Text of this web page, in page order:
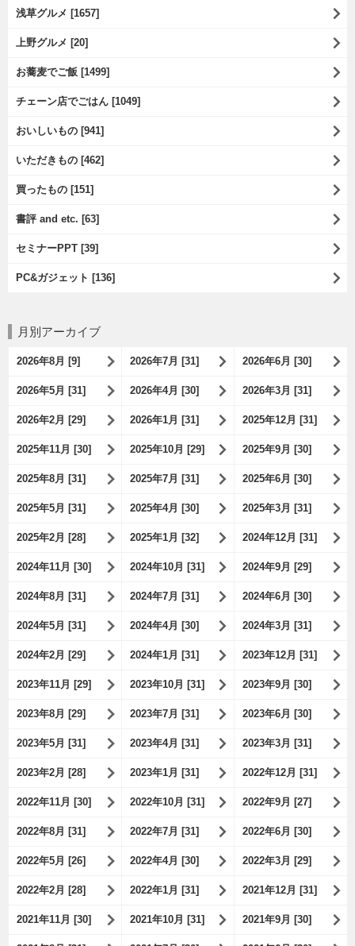
浅草グルメ [1657]
上野グルメ [20]
お蕎麦でご飯 [1499]
チェーン店でごはん [1049]
おいしいもの [941]
いただきもの [462]
買ったもの [151]
書評 and etc. [63]
セミナーPPT [39]
PC&ガジェット [136]
月別アーカイブ
2026年8月 [9] 2026年7月 [31] 2026年6月 [30]
2026年5月 [31] 2026年4月 [30] 2026年3月 [31]
2026年2月 [29] 2026年1月 [31] 2025年12月 [31]
2025年11月 [30] 2025年10月 [29] 2025年9月 [30]
2025年8月 [31] 2025年7月 [31] 2025年6月 [30]
2025年5月 [31] 2025年4月 [30] 2025年3月 [31]
2025年2月 [28] 2025年1月 [32] 2024年12月 [31]
2024年11月 [30] 2024年10月 [31] 2024年9月 [29]
2024年8月 [31] 2024年7月 [31] 2024年6月 [30]
2024年5月 [31] 2024年4月 [30] 2024年3月 [31]
2024年2月 [29] 2024年1月 [31] 2023年12月 [31]
2023年11月 [29] 2023年10月 [31] 2023年9月 [30]
2023年8月 [29] 2023年7月 [31] 2023年6月 [30]
2023年5月 [31] 2023年4月 [31] 2023年3月 [31]
2023年2月 [28] 2023年1月 [31] 2022年12月 [31]
2022年11月 [30] 2022年10月 [31] 2022年9月 [27]
2022年8月 [31] 2022年7月 [31] 2022年6月 [30]
2022年5月 [26] 2022年4月 [30] 2022年3月 [29]
2022年2月 [28] 2022年1月 [31] 2021年12月 [31]
2021年11月 [30] 2021年10月 [31] 2021年9月 [30]